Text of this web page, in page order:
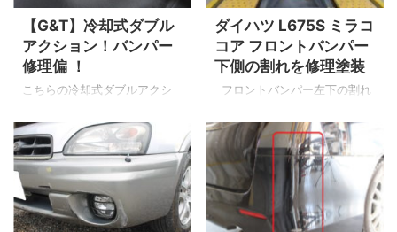
【G&T】冷却式ダブル
アクション！バンパー
修理偏 ！
こちらの冷却式ダブルアクシ
特徴！ クルマ磨き用ポリッシ
ャーとして使える他に塗膜の
サンディングにも適していま
す！ 特にバンパー素材の研磨
には効果を発揮します。 通常
のダブルアクションサンダー
ダイハツ L675S ミラコ
コア フロントバンパー
下側の割れを修理塗装
フロントバンパー左下の割れ
れが確認できます。 【動画】
YouTubeで修理の様子やビフォ
ー・アフターが見れます ▲当
店のYouTubeチャンネルです。
修理の様子をわかりやすく動
画にしてみました。 是非ご覧